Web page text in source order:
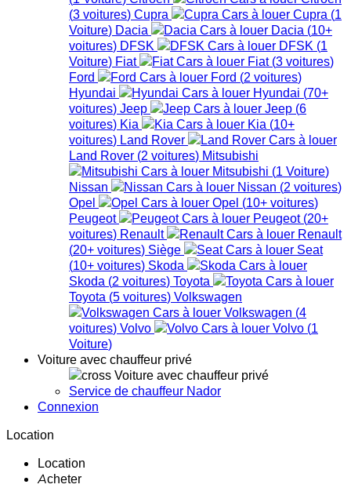
(3 voitures) Cupra Cupra (1
Voiture) Dacia Dacia (10+
voitures) DFSK DFSK (1
Voiture) Fiat Fiat (3 voitures)
Ford
Ford (2 voitures)
Hyundai
Hyundai (70+
voitures) Jeep Jeep (6
voitures) Kia Kia (10+
voitures) Land Rover
Land Rover (2 voitures) Mitsubishi
Mitsubishi (1 Voiture)
Nissan
Nissan (2 voitures)
Opel
Opel (10+ voitures)
Peugeot
Peugeot (20+
voitures) Renault
Renault
(20+ voitures) Siège
Seat
(10+ voitures) Skoda
Skoda (2 voitures) Toyota
Toyota (5 voitures) Volkswagen
Volkswagen (4
voitures) Volvo Volvo (1
Voiture)
Voiture avec chauffeur privé
Voiture avec chauffeur privé
Service de chauffeur Nador
Connexion
Location
Location
Acheter